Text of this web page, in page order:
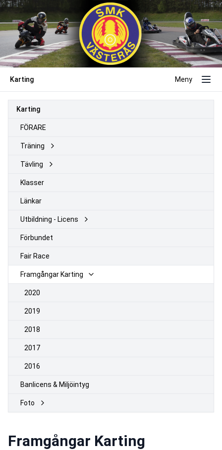
Karting Meny
Karting
FÖRARE
Träning
Tävling
Klasser
Länkar
Utbildning - Licens
Förbundet
Fair Race
Framgångar Karting
2020
2019
2018
2017
2016
Banlicens & Miljöintyg
Foto
Framgångar Karting